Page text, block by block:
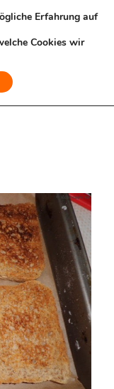
Erfahrung auf
Cookies wir